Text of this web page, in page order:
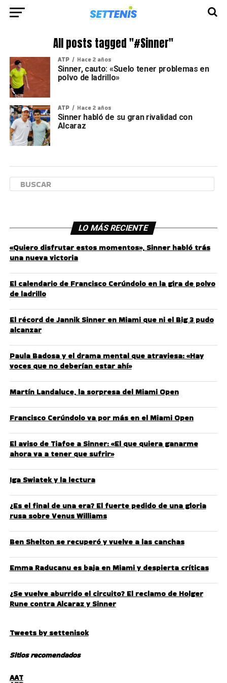
All posts tagged "#Sinner"
ATP Hace 2 años
Sinner, cauto: «Suelo tener problemas en
polvo de ladrillo»
ATP Hace 2 años
Sinner habló de su gran rivalidad con
Alcaraz
LO MÁS RECIENTE
«Quiero disfrutar estos momentos», Sinner habló trás
una nueva victoria
El calendario de Francisco Cerúndolo en la gira de polvo
de ladrillo
El récord de Jannik Sinner en Miami que ni el Big 3 pudo
alcanzar
Paula Badosa y el drama mental que atraviesa: «Hay
voces que no deberían estar ahí»
Martín Landaluce, la sorpresa del Miami Open
Francisco Cerúndolo va por más en el Miami Open
El aviso de Tiafoe a Sinner: «El que quiera ganarme
ahora va a tener que sufrir»
Iga Swiatek y la lectura
¿Es el final de una era? El fuerte pedido de una gloria
rusa sobre Venus Williams
Ben Shelton se recuperó y vuelve a las canchas
Emma Raducanu es baja en Miami y despierta críticas
¿Se vuelve aburrido el circuito? El reclamo de Holger
Rune contra Alcaraz y Sinner
Tweets by settenisok
Sitios recomendados
AAT